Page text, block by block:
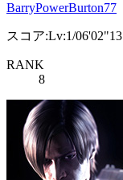
BarryPowerBurton77
スコア:Lv:1/06'02"13
RANK
8